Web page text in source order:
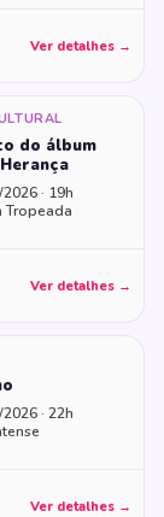
Ver detalhes →
do álbum
· 19h
Tropeada
Ver detalhes →
· 22h
Ver detalhes →